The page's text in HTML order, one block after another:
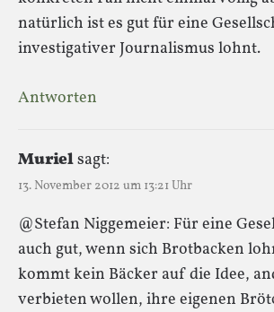
natürlich ist es gut für eine
investigativer Journalismus lohnt.
Antworten
Murielsagt:
13. November 2012 um 13:21 Uhr
@Stefan Niggemeier: Für eine
auch gut, wenn sich Brotbacken
kommt kein Bäcker auf die Idee,
verbieten wollen, ihre eigenen